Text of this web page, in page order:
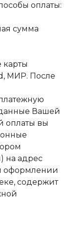
оплаты:
сумма
карты
МИР. После
Вашей
оплаты вы
на адрес
оформлении
содержит